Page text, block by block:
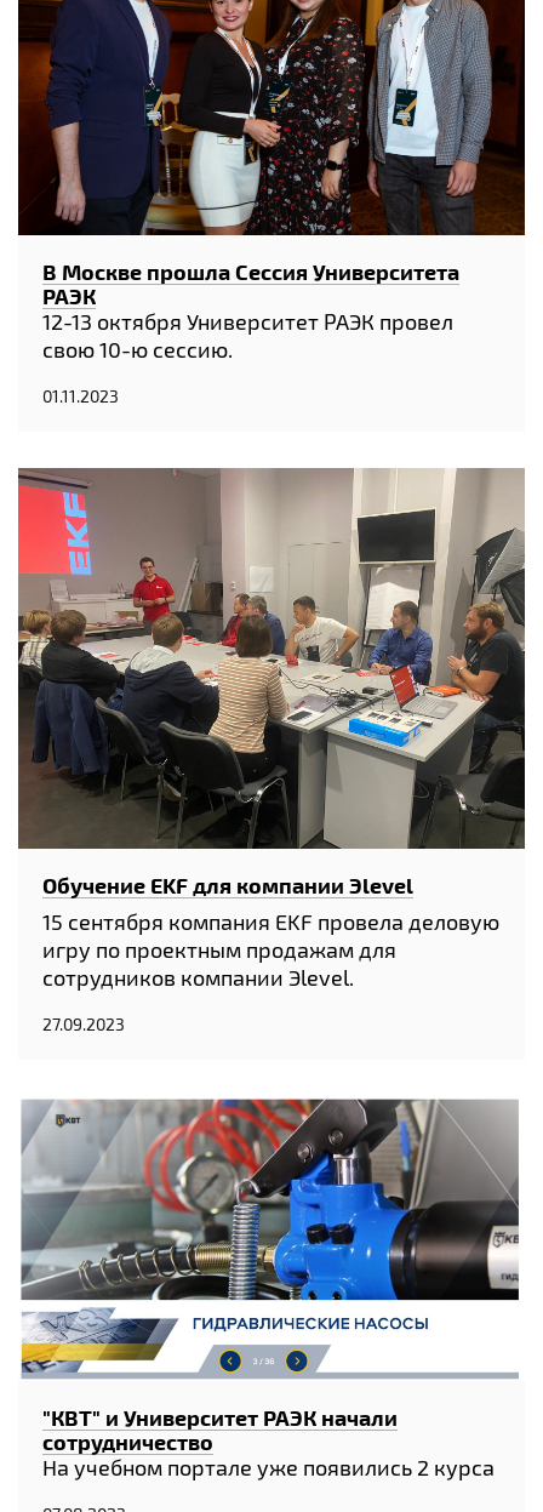
В Москве прошла Сессия Университета
РАЭК
12-13 октября Университет РАЭК провел
свою 10-ю сессию.
01.11.2023
Обучение EKF для компании Эlevel
15 сентября компания EKF провела деловую
игру по проектным продажам для
сотрудников компании Эlevel.
27.09.2023
"КВТ" и Университет РАЭК начали
сотрудничество
На учебном портале уже появились 2 курса